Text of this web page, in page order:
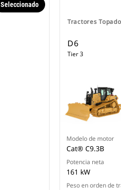
Seleccionado
Tractores
D6
Tier 3
Modelo de motor
Cat® C9.3B
Potencia neta
161 kW
Peso en orden de